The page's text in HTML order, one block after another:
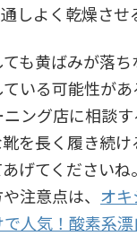
しよく乾燥させ
も黄ばみが落
いる可能性が
ング店に相談
を長く履き続
げてください
注意点は、 オ
人気！酸素系